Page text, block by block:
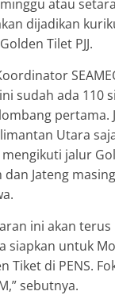
atau
dijadikan
Tilet PJJ.
sudah ada 110
pertama.
Utara
jalur
dan Jateng
ini akan terus
siapkan untuk
Tiket di PENS.
sebutnya.